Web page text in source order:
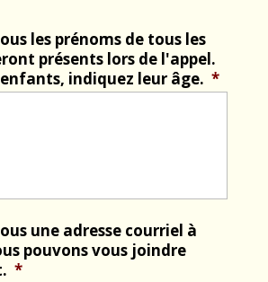
les prénoms de tous les
présents lors de l'appel.
indiquez leur âge. *
une adresse courriel à
pouvons vous joindre
*